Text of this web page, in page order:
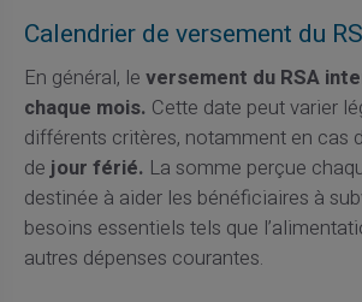
Calendrier de versement du
En général, le versement du RSA
chaque mois. Cette date peut varier
différents critères, notamment en cas
dejour férié. La somme perçue
destinée à aider les bénéficiaires à
besoins essentiels tels que
autres dépenses courantes.